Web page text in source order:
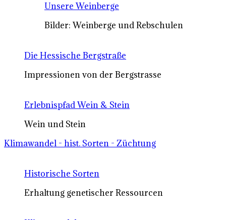
Unsere Weinberge
Bilder: Weinberge und Rebschulen
Die Hessische Bergstraße
Impressionen von der Bergstrasse
Erlebnispfad Wein & Stein
Wein und Stein
Klimawandel - hist. Sorten - Züchtung
Historische Sorten
Erhaltung genetischer Ressourcen